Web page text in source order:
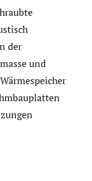
der
und